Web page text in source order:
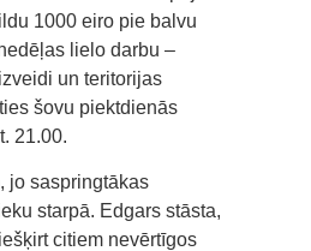
1000 eiro pie balvu
lielo darbu –
un teritorijas
šovu piektdienās
21.00.
jo saspringtākas
starpā. Edgars stāsta,
citiem nevērtīgos